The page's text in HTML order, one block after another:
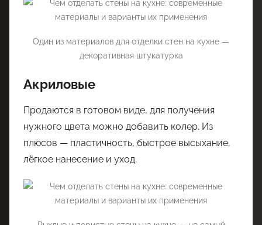
Один из материалов для отделки стен на кухне —
декоративная штукатурка
Акриловые
Продаются в готовом виде, для получения
нужного цвета можно добавить колер. Из
плюсов — пластичность, быстрое высыхание,
лёгкое нанесение и уход.